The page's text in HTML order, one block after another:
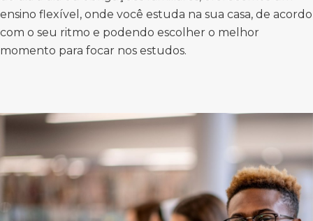
ensino flexível, onde você estuda na sua casa, de acordo
com o seu ritmo e podendo escolher o melhor
momento para focar nos estudos.